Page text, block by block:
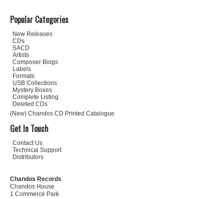
Popular Categories
New Releases
CDs
SACD
Artists
Composer Biogs
Labels
Formats
USB Collections
Mystery Boxes
Complete Listing
Deleted CDs
(New) Chandos CD Printed Catalogue
Get In Touch
Contact Us
Technical Support
Distributors
Chandos Records
Chandos House
1 Commerce Park